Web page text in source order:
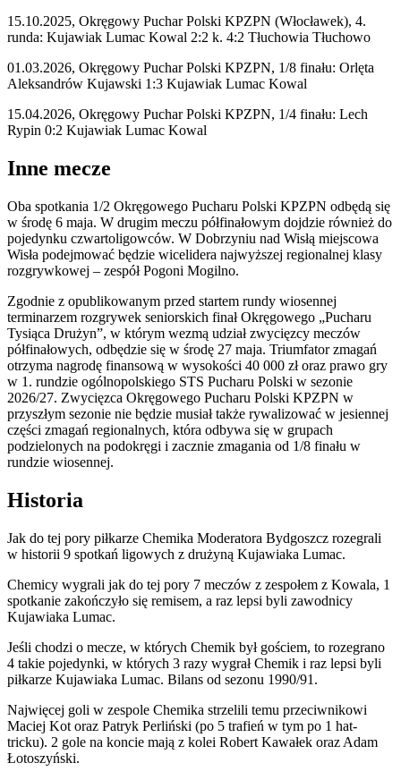
15.10.2025, Okręgowy Puchar Polski KPZPN (Włocławek), 4.
runda: Kujawiak Lumac Kowal 2:2 k. 4:2 Tłuchowia Tłuchowo
01.03.2026, Okręgowy Puchar Polski KPZPN, 1/8 finału: Orlęta
Aleksandrów Kujawski 1:3 Kujawiak Lumac Kowal
15.04.2026, Okręgowy Puchar Polski KPZPN, 1/4 finału: Lech
Rypin 0:2 Kujawiak Lumac Kowal
Inne mecze
Oba spotkania 1/2 Okręgowego Pucharu Polski KPZPN odbędą się
w środę 6 maja. W drugim meczu półfinałowym dojdzie również do
pojedynku czwartoligowców. W Dobrzyniu nad Wisłą miejscowa
Wisła podejmować będzie wicelidera najwyższej regionalnej klasy
rozgrywkowej – zespół Pogoni Mogilno.
Zgodnie z opublikowanym przed startem rundy wiosennej
terminarzem rozgrywek seniorskich finał Okręgowego „Pucharu
Tysiąca Drużyn”, w którym wezmą udział zwycięzcy meczów
półfinałowych, odbędzie się w środę 27 maja. Triumfator zmagań
otrzyma nagrodę finansową w wysokości 40 000 zł oraz prawo gry
w 1. rundzie ogólnopolskiego STS Pucharu Polski w sezonie
2026/27. Zwycięzca Okręgowego Pucharu Polski KPZPN w
przyszłym sezonie nie będzie musiał także rywalizować w jesiennej
części zmagań regionalnych, która odbywa się w grupach
podzielonych na podokręgi i zacznie zmagania od 1/8 finału w
rundzie wiosennej.
Historia
Jak do tej pory piłkarze Chemika Moderatora Bydgoszcz rozegrali
w historii 9 spotkań ligowych z drużyną Kujawiaka Lumac.
Chemicy wygrali jak do tej pory 7 meczów z zespołem z Kowala, 1
spotkanie zakończyło się remisem, a raz lepsi byli zawodnicy
Kujawiaka Lumac.
Jeśli chodzi o mecze, w których Chemik był gościem, to rozegrano
4 takie pojedynki, w których 3 razy wygrał Chemik i raz lepsi byli
piłkarze Kujawiaka Lumac. Bilans od sezonu 1990/91.
Najwięcej goli w zespole Chemika strzelili temu przeciwnikowi
Maciej Kot oraz Patryk Perliński (po 5 trafień w tym po 1 hat-
tricku). 2 gole na koncie mają z kolei Robert Kawałek oraz Adam
Łotoszyński.